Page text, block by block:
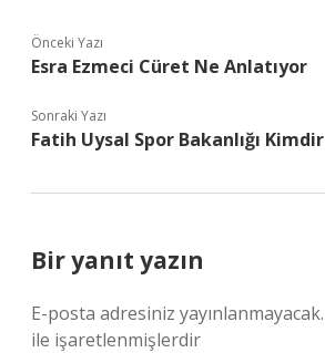
Önceki Yazı
Esra Ezmeci Cüret Ne Anlatıyor
Sonraki Yazı
Fatih Uysal Spor Bakanlığı Kimdir
Bir yanıt yazın
E-posta adresiniz yayınlanmayacak.
ile işaretlenmişlerdir